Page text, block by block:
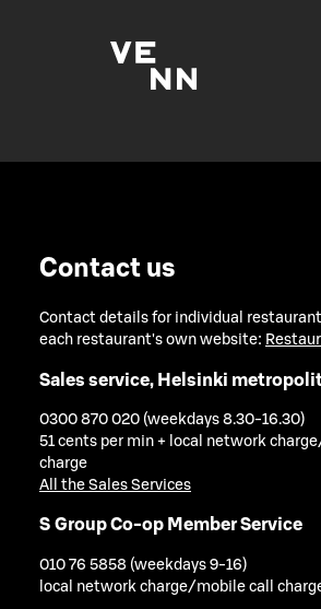
Contact us
Contact details for individual
each restaurant's own website:
Sales service, Helsinki
0300 870 020 (weekdays 8.30-16.30)
51 cents per min + local network
charge
All the Sales Services
S Group Co-op Member Service
010 76 5858 (weekdays 9-16)
local network charge/mobile call